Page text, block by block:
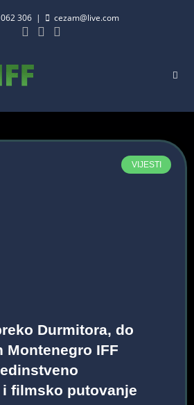
306 | cezam@live.com
VIJESTI
Durmitora, do
Montenegro IFF
filmsko putovanje